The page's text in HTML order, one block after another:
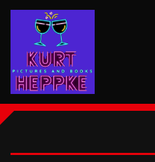
Inhalt
springen